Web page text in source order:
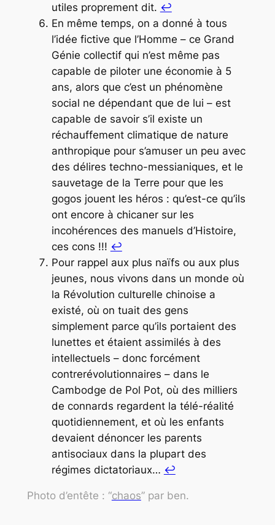
utiles proprement dit. ↩︎
En même temps, on a donné à tous
l’idée fictive que l’Homme – ce Grand
Génie collectif qui n’est même pas
capable de piloter une économie à 5
ans, alors que c’est un phénomène
social ne dépendant que de lui – est
capable de savoir s’il existe un
réchauffement climatique de nature
anthropique pour s’amuser un peu avec
des délires techno-messianiques, et le
sauvetage de la Terre pour que les
gogos jouent les héros : qu’est-ce qu’ils
ont encore à chicaner sur les
incohérences des manuels d’Histoire,
ces cons !!! ↩︎
Pour rappel aux plus naïfs ou aux plus
jeunes, nous vivons dans un monde où
la Révolution culturelle chinoise a
existé, où on tuait des gens
simplement parce qu’ils portaient des
lunettes et étaient assimilés à des
intellectuels – donc forcément
contrerévolutionnaires – dans le
Cambodge de Pol Pot, où des milliers
de connards regardent la télé-réalité
quotidiennement, et où les enfants
devaient dénoncer les parents
antisociaux dans la plupart des
régimes dictatoriaux… ↩︎
Photo d’entête : “chaos” par ben.